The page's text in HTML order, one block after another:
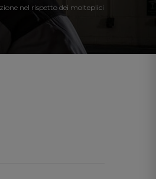
nel rispetto dei molteplici